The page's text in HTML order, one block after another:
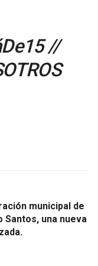
//
municipal de
una nueva